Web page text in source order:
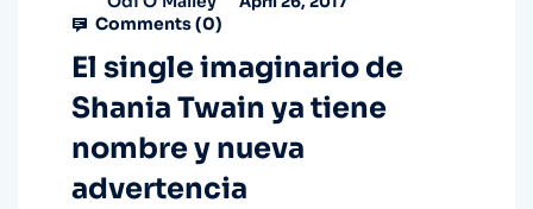
Comments (0)
El single imaginario de
Shania Twain ya tiene
nombre y nueva
advertencia